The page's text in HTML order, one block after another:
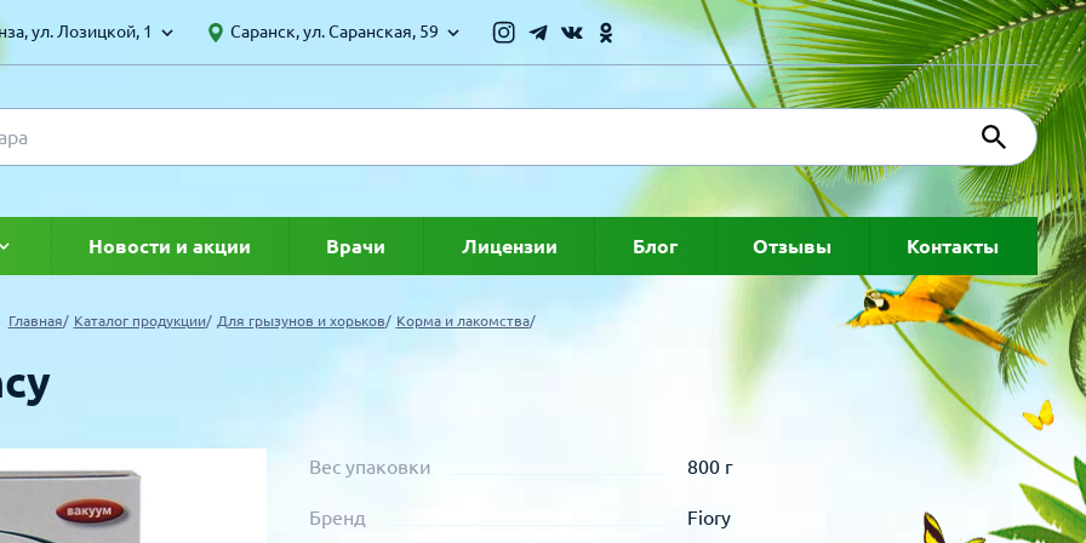
ул. Лозицкой, 1 Саранск, ул. Саранская, 59
Новости и акции Врачи Лицензии Блог Отзывы Контакты
Главная Каталог продукции Для грызунов и хорьков Корма и лакомства
Вес упаковки 800 г
Бренд Fiory